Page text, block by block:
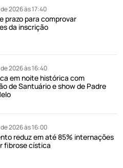
2026 às 17:40
prazo para comprovar
da inscrição
2026 às 16:40
em noite histórica com
de Santuário e show de Padre
2026 às 16:00
reduz em até 85% internações
fibrose cística